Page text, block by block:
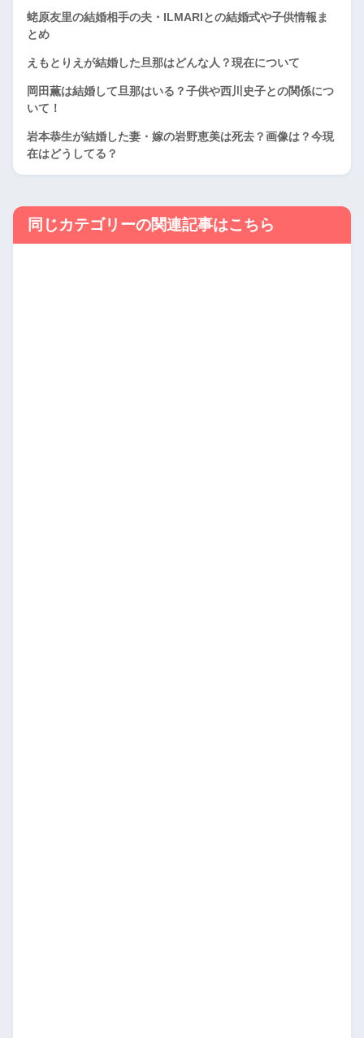
蛯原友里の結婚相手の夫・ILMARIとの結婚式や子供情報ま
とめ
えもとりえが結婚した旦那はどんな人？現在について
岡田薫は結婚して旦那はいる？子供や西川史子との関係につ
いて！
岩本恭生が結婚した妻・嫁の岩野恵美は死去？画像は？今現
在はどうしてる？
同じカテゴリーの関連記事はこちら